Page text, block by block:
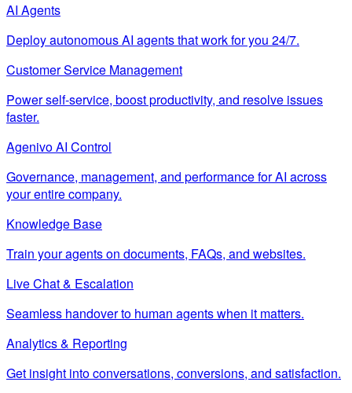
AI Agents
Deploy autonomous AI agents that work for you 24/7.
Customer Service Management
Power self-service, boost productivity, and resolve issues
faster.
Agenivo AI Control
Governance, management, and performance for AI across
your entire company.
Knowledge Base
Train your agents on documents, FAQs, and websites.
Live Chat & Escalation
Seamless handover to human agents when it matters.
Analytics & Reporting
Get insight into conversations, conversions, and satisfaction.